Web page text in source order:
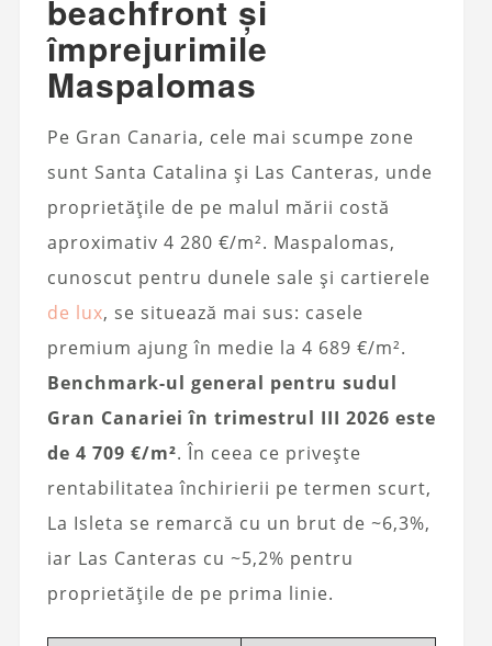
beachfront și
împrejurimile
Maspalomas
Pe Gran Canaria, cele mai scumpe zone
sunt Santa Catalina și Las Canteras, unde
proprietățile de pe malul mării costă
aproximativ 4 280 €/m². Maspalomas,
cunoscut pentru dunele sale și cartierele
de lux, se situează mai sus: casele
premium ajung în medie la 4 689 €/m².
Benchmark-ul general pentru sudul
Gran Canariei în trimestrul III 2026 este
de 4 709 €/m². În ceea ce privește
rentabilitatea închirierii pe termen scurt,
La Isleta se remarcă cu un brut de ~6,3%,
iar Las Canteras cu ~5,2% pentru
proprietățile de pe prima linie.